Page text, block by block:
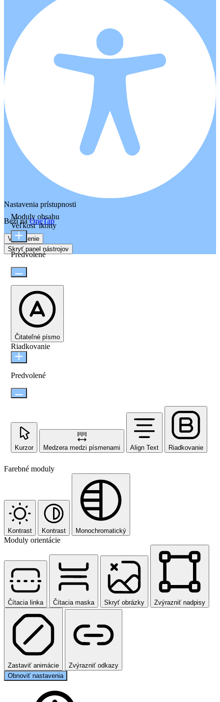
Nastavenia prístupnosti
Beží naOneTap
Vyhlásenie
Skryť panel nástrojov
Moduly obsahu
Veľkosť ikony
Predvolené
Čitateľné písmo
Riadkovanie
Predvolené
Kurzor Medzera medzi písmenami Align Text Riadkovanie
Farebné moduly
Kontrast Kontrast Monochromatický
Moduly orientácie
Čítacia linka Čítacia maska Skryť obrázky Zvýrazniť nadpisy
Zastaviť animácie
Zvýrazniť odkazy
Obnoviť nastavenia